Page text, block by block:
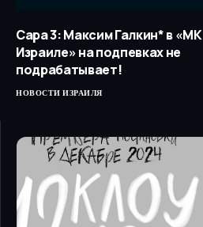
Сара 3: Максим Галкин* в «МК
Израиле» на подпевках не
подрабатывает!
НОВОСТИ ИЗРАИЛЯ